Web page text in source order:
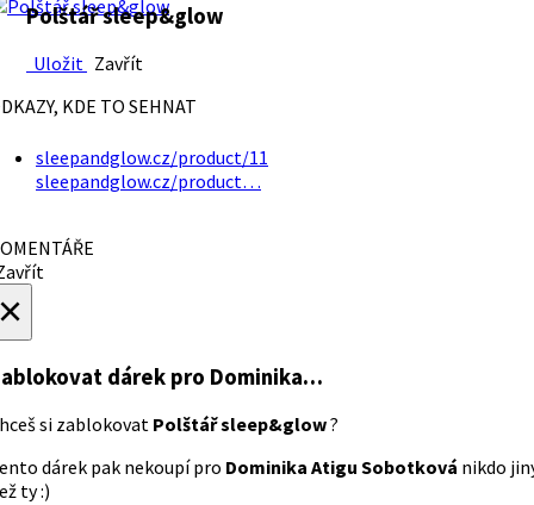
Polštář sleep&glow
Uložit Zavřít
KDE TO SEHNAT
sleepandglow.cz/product/11
sleepandglow.cz/product…
dárek pro Dominika…
si zablokovat Polštář sleep&glow?
dárek pak nekoupí pro Dominika Atigu Sobotková nikdo
ty :)